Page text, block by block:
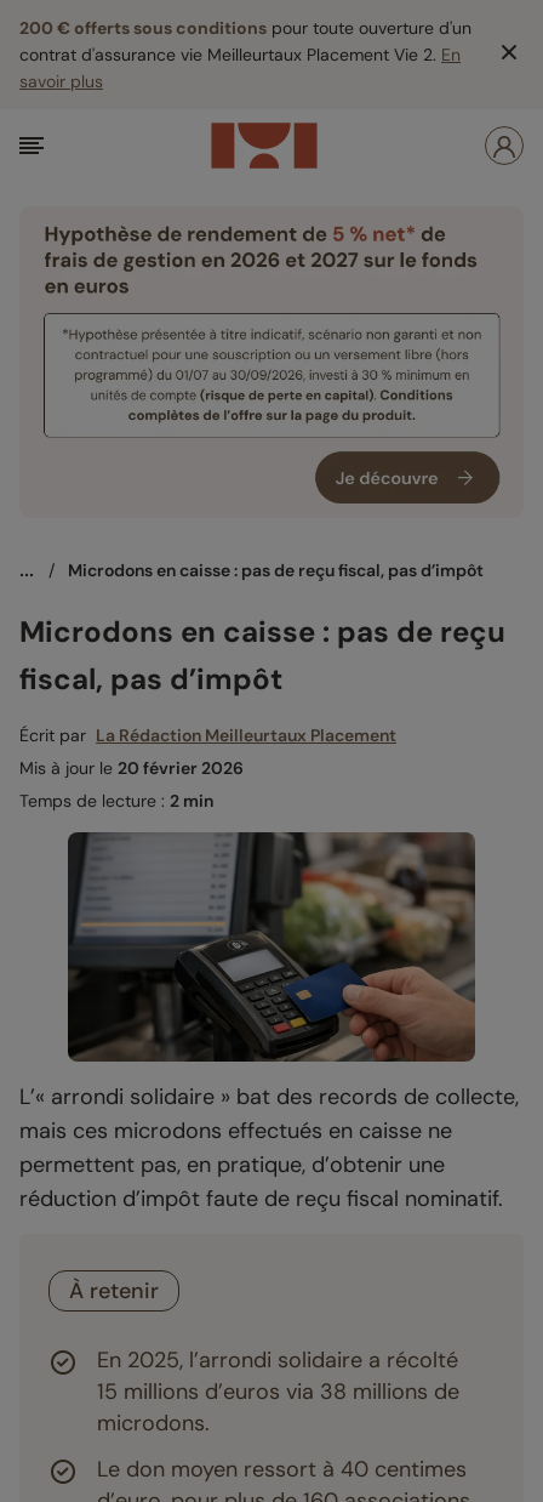
200 € offerts sous conditions pour toute ouverture d'un
contrat d'assurance vie Meilleurtaux Placement Vie 2. En
savoir plus
... / Microdons en caisse : pas de reçu fiscal, pas d’impôt
Microdons en caisse : pas de reçu
fiscal, pas d’impôt
Écrit par La Rédaction Meilleurtaux Placement
Mis à jour le 20 février 2026
Temps de lecture : 2 min
L’« arrondi solidaire » bat des records de collecte,
mais ces microdons effectués en caisse ne
permettent pas, en pratique, d’obtenir une
réduction d’impôt faute de reçu fiscal nominatif.
À retenir
En 2025, l’arrondi solidaire a récolté
15 millions d’euros via 38 millions de
microdons.
Le don moyen ressort à 40 centimes